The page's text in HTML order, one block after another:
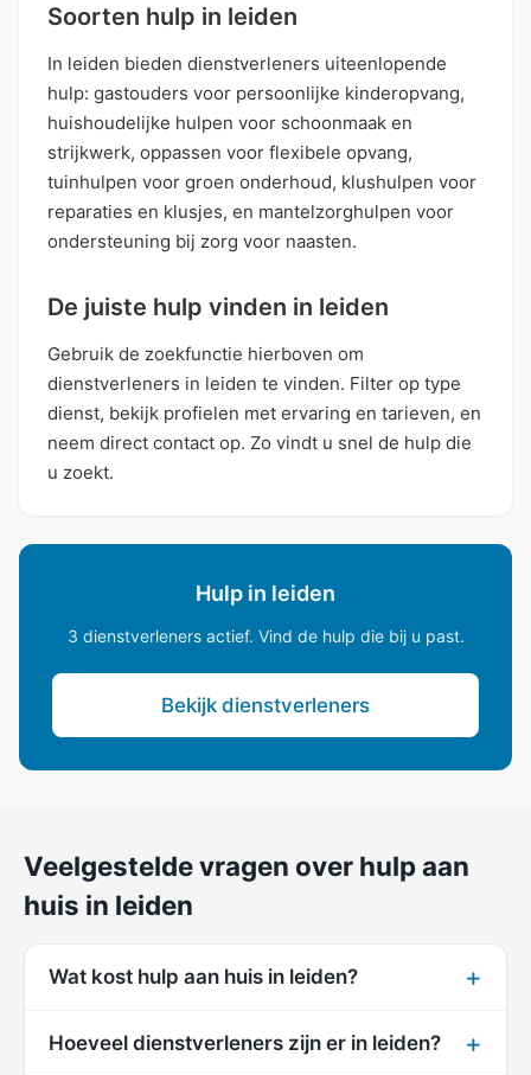
Soorten hulp in leiden
In leiden bieden dienstverleners uiteenlopende
hulp: gastouders voor persoonlijke kinderopvang,
huishoudelijke hulpen voor schoonmaak en
strijkwerk, oppassen voor flexibele opvang,
tuinhulpen voor groen onderhoud, klushulpen voor
reparaties en klusjes, en mantelzorghulpen voor
ondersteuning bij zorg voor naasten.
De juiste hulp vinden in leiden
Gebruik de zoekfunctie hierboven om
dienstverleners in leiden te vinden. Filter op type
dienst, bekijk profielen met ervaring en tarieven, en
neem direct contact op. Zo vindt u snel de hulp die
u zoekt.
Hulp in leiden
3 dienstverleners actief. Vind de hulp die bij u past.
Bekijk dienstverleners
Veelgestelde vragen over hulp aan
huis in leiden
Wat kost hulp aan huis in leiden?
Hoeveel dienstverleners zijn er in leiden?